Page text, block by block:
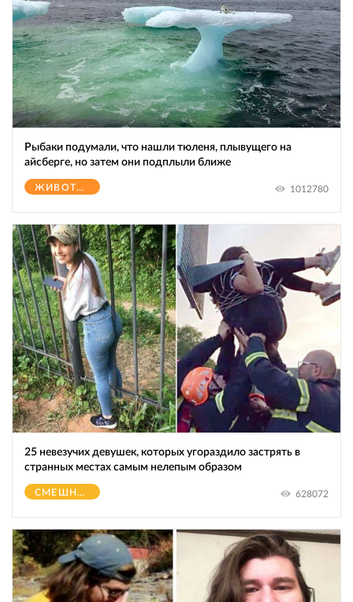
Рыбаки подумали, что нашли тюленя, плывущего на
айсберге, но затем они подплыли ближе
ЖИВОТНЫЕ 1012780
25 невезучих девушек, которых угораздило застрять в
странных местах самым нелепым образом
СМЕШНОЕ 628072